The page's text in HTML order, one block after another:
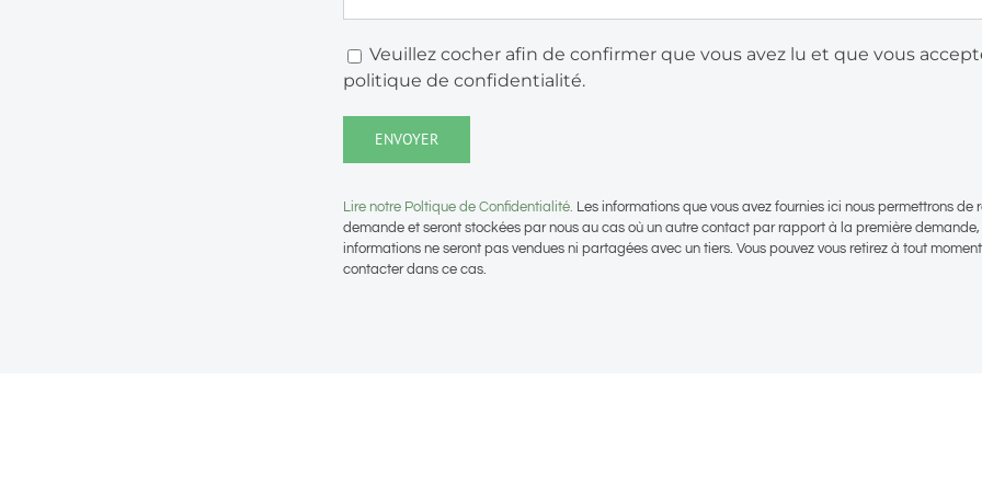
Veuillez cocher afin de confirmer que vous avez lu et que vous
politique de confidentialité.
Lire notre Poltique de Confidentialité. Les informations que vous avez fournies ici nous permettrons de
demande et seront stockées par nous au cas où un autre contact par rapport à la première demande,
informations ne seront pas vendues ni partagées avec un tiers. Vous pouvez vous retirez à tout
contacter dans ce cas.